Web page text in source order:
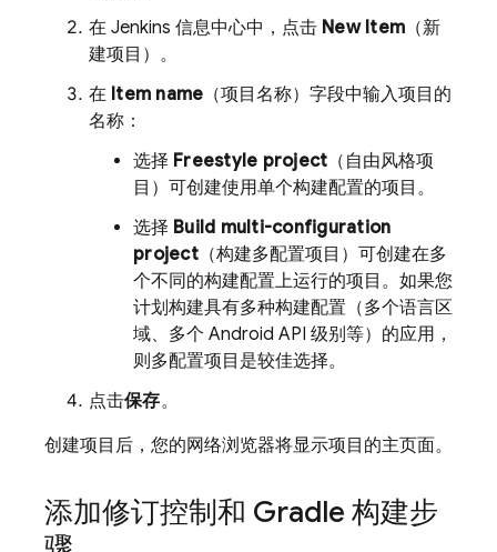
在 Jenkins 信息中心中，点击 New Item （新
建项目）。
在 Item name （项目名称）字段中输入项目的
名称：
选择 Freestyle project （自由风格项
目）可创建使用单个构建配置的项目。
选择 Build multi-configuration
project（构建多配置项目）可创建在多
个不同的构建配置上运行的项目。如果您
计划构建具有多种构建配置（多个语言区
域、多个 Android API 级别等）的应用，
则多配置项目是较佳选择。
点击保存。
创建项目后，您的网络浏览器将显示项目的主页面。
添加修订控制和 Gradle 构建步